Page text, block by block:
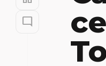
mode_comment